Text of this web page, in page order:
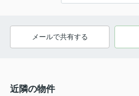
メールで共有する
近隣の物件